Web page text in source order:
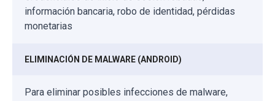
información bancaria, robo de identidad, pérdidas
monetarias
ELIMINACIÓN DE MALWARE (ANDROID)
Para eliminar posibles infecciones de malware,